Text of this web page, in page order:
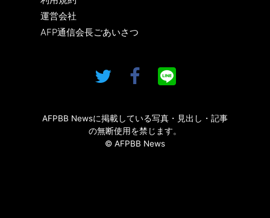
運営会社
AFP通信会長ごあいさつ
AFPBB Newsに掲載している写真・見出し・記事
の無断使用を禁じます。
© AFPBB News